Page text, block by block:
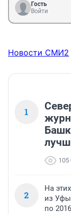
Гость
Войти
Новости СМИ2
1
105
2
На
из Уфы
по